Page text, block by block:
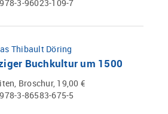
3-96023-109-7
Thibault Döring
Buchkultur um 1500
Broschur, 19,00 €
3-86583-675-5